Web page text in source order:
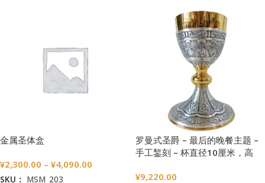
金属圣体盒
¥2,300.00 – ¥4,090.00
SKU： MSM_203
罗曼式圣爵 – 最后的晚餐主题 –
手工錾刻 – 杯直径10厘米，高
¥9,220.00